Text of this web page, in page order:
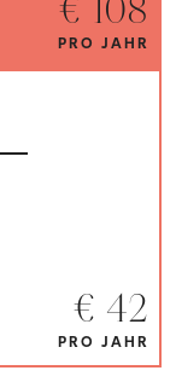
€ 108
PRO JAHR
€ 42
PRO JAHR